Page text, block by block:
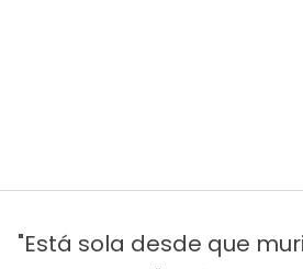
"Está sola desde que